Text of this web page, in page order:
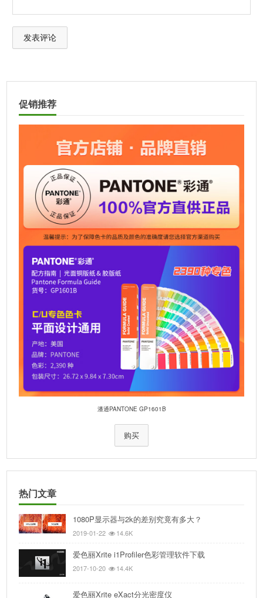
l
促销推荐
潘通PANTONE GP1601B
购买
热门文章
1080P显示器与2k的差别究竟有多大？
2019-01-22 14.6K
爱色丽Xrite i1Profiler色彩管理软件下载
2017-10-20 14.4K
爱色丽Xrite eXact分光密度仪